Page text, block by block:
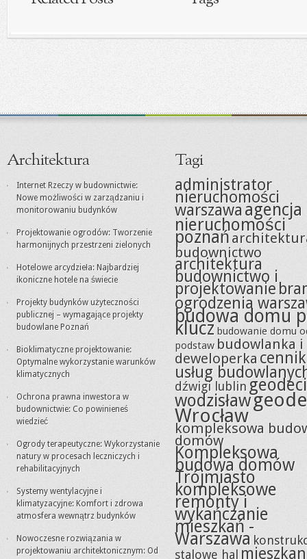
Architektura
Internet Rzeczy w budownictwie:
Nowe możliwości w zarządzaniu i
monitorowaniu budynków
Projektowanie ogrodów: Tworzenie
harmonijnych przestrzeni zielonych
Hotelowe arcydzieła: Najbardziej
ikoniczne hotele na świecie
Projekty budynków użyteczności
publicznej – wymagające projekty
budowlane Poznań
Bioklimatyczne projektowanie:
Optymalne wykorzystanie warunków
klimatycznych
Ochrona prawna inwestora w
budownictwie: Co powinieneś
wiedzieć
Ogrody terapeutyczne: Wykorzystanie
natury w procesach leczniczych i
rehabilitacyjnych
Systemy wentylacyjne i
klimatyzacyjne: Komfort i zdrowa
atmosfera wewnątrz budynków
Nowoczesne rozwiązania w
projektowaniu architektonicznym: Od
Tagi
administrator
nieruchomości
warszawaagencja
nieruchomości
poznań
budownictwo
architektura
budownictwo i
projektowanie
ogrodzenia
budowa domu
klucz budowanie domu
podstaw budowlanka i
deweloperka cennik
usług
dźwigi lublingeodeci
wodzisław
Wrocław
kompleksowa
domów
Kompleksowa
budowa domów
Trójmiasto
kompleksowe
remonty i
wykańczanie
mieszkań -
Warszawa
stalowe hal